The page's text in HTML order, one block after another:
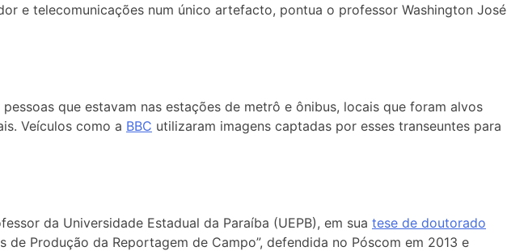
e telecomunicações num único artefacto, pontua o professor Washington José
que estavam nas estações de metrô e ônibus, locais que foram alvos
Veículos como a BBC utilizaram imagens captadas por esses transeuntes para
da Universidade Estadual da Paraíba (UEPB), em sua tese de doutorado
de Produção da Reportagem de Campo”, defendida no Póscom em 2013 e